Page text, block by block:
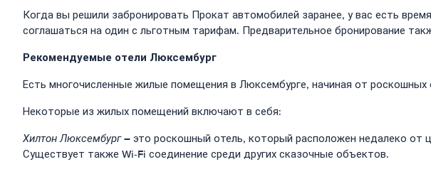
Когда вы решили забронировать Прокат автомобилей заранее, у вас есть
соглашаться на один с льготным тарифам. Предварительное бронирование
Рекомендуемые отели Люксембург
Есть многочисленные жилые помещения в Люксембурге, начиная от
Некоторые из жилых помещений включают в себя:
Хилтон Люксембург – это роскошный отель, который расположен недалеко от
Существует также Wi-Fi соединение среди других сказочные объектов.